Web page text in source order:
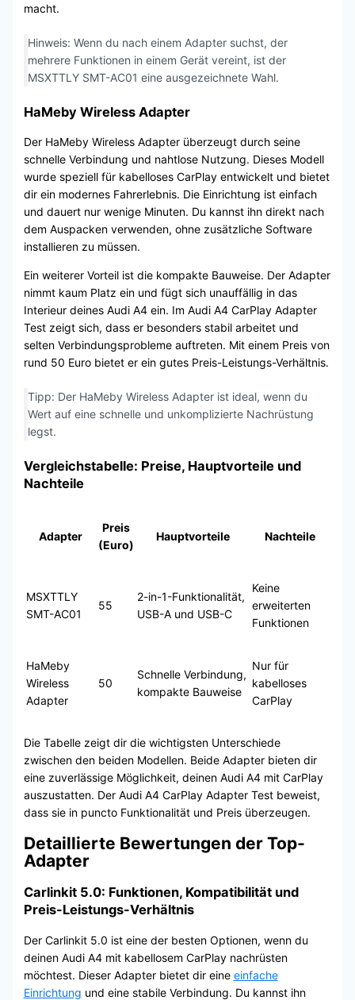
macht.
Hinweis: Wenn du nach einem Adapter suchst, der
mehrere Funktionen in einem Gerät vereint, ist der
MSXTTLY SMT-AC01 eine ausgezeichnete Wahl.
HaMeby Wireless Adapter
Der HaMeby Wireless Adapter überzeugt durch seine
schnelle Verbindung und nahtlose Nutzung. Dieses Modell
wurde speziell für kabelloses CarPlay entwickelt und bietet
dir ein modernes Fahrerlebnis. Die Einrichtung ist einfach
und dauert nur wenige Minuten. Du kannst ihn direkt nach
dem Auspacken verwenden, ohne zusätzliche Software
installieren zu müssen.
Ein weiterer Vorteil ist die kompakte Bauweise. Der Adapter
nimmt kaum Platz ein und fügt sich unauffällig in das
Interieur deines Audi A4 ein. Im Audi A4 CarPlay Adapter
Test zeigt sich, dass er besonders stabil arbeitet und
selten Verbindungsprobleme auftreten. Mit einem Preis von
rund 50 Euro bietet er ein gutes Preis-Leistungs-Verhältnis.
Tipp: Der HaMeby Wireless Adapter ist ideal, wenn du
Wert auf eine schnelle und unkomplizierte Nachrüstung
legst.
Vergleichstabelle: Preise, Hauptvorteile und
Nachteile
Adapter
Preis
(Euro)
Hauptvorteile Nachteile
MSXTTLY
SMT-AC01
55
2-in-1-Funktionalität,
USB-A und USB-C
Keine
erweiterten
Funktionen
HaMeby
Wireless
Adapter
50
Schnelle Verbindung,
kompakte Bauweise
Nur für
kabelloses
CarPlay
Die Tabelle zeigt dir die wichtigsten Unterschiede
zwischen den beiden Modellen. Beide Adapter bieten dir
eine zuverlässige Möglichkeit, deinen Audi A4 mit CarPlay
auszustatten. Der Audi A4 CarPlay Adapter Test beweist,
dass sie in puncto Funktionalität und Preis überzeugen.
Detaillierte Bewertungen der Top-
Adapter
Carlinkit 5.0: Funktionen, Kompatibilität und
Preis-Leistungs-Verhältnis
Der Carlinkit 5.0 ist eine der besten Optionen, wenn du
deinen Audi A4 mit kabellosem CarPlay nachrüsten
möchtest. Dieser Adapter bietet dir eine einfache
Einrichtung und eine stabile Verbindung. Du kannst ihn